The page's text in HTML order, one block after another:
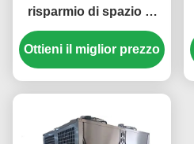
risparmio di spazio di
riscaldamento e
raffreddamento pompa
di calore per un
Ottieni il miglior prezzo